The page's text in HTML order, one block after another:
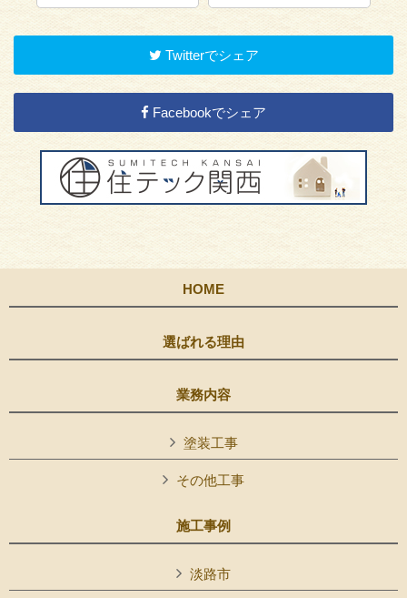
Twitterでシェア
Facebookでシェア
HOME
選ばれる理由
業務内容
塗装工事
その他工事
施工事例
淡路市